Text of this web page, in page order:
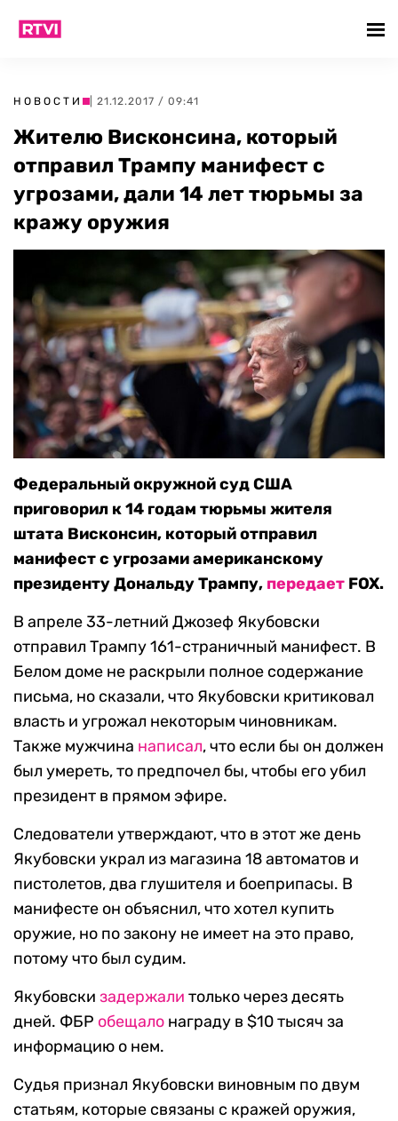
НОВОСТИ | 21.12.2017 / 09:41
Жителю Висконсина, который
отправил Трампу манифест с
угрозами, дали 14 лет тюрьмы за
кражу оружия
Федеральный окружной суд США
приговорил к 14 годам тюрьмы жителя
штата Висконсин, который отправил
манифест с угрозами американскому
президенту Дональду Трампу, передает FOX.
В апреле 33-летний Джозеф Якубовски
отправил Трампу 161-страничный манифест. В
Белом доме не раскрыли полное содержание
письма, но сказали, что Якубовски критиковал
власть и угрожал некоторым чиновникам.
Также мужчина написал, что если бы он должен
был умереть, то предпочел бы, чтобы его убил
президент в прямом эфире.
Следователи утверждают, что в этот же день
Якубовски украл из магазина 18 автоматов и
пистолетов, два глушителя и боеприпасы. В
манифесте он объяснил, что хотел купить
оружие, но по закону не имеет на это право,
потому что был судим.
Якубовски задержали только через десять
дней. ФБР обещало награду в $10 тысяч за
информацию о нем.
Судья признал Якубовски виновным по двум
статьям, которые связаны с кражей оружия,